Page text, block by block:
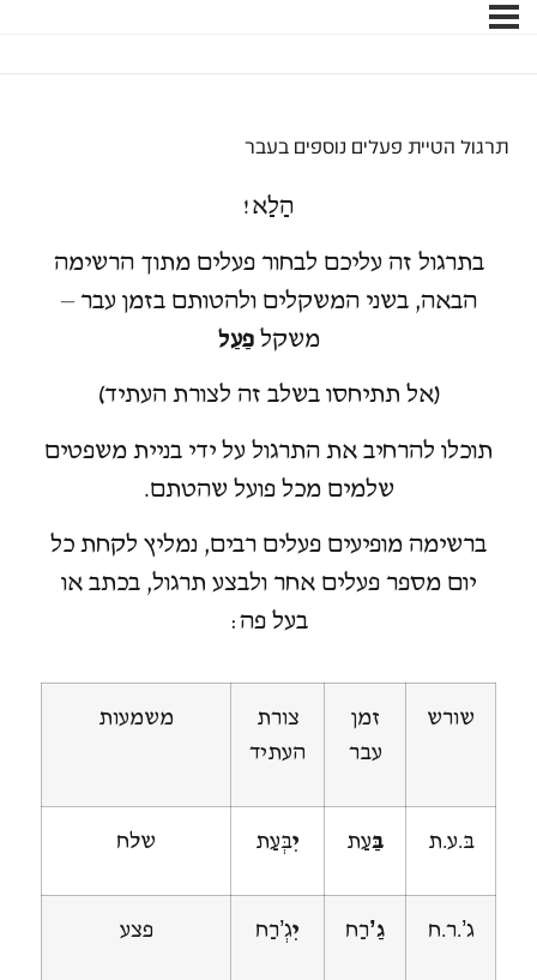
תרגול הטיית פעלים נוספים בעבר
הַלַא!
בתרגול זה עליכם לבחור פעלים מתוך הרשימה
הבאה, בשני המשקלים ולהטותם בזמן עבר –
משקלפַעַל
(אל תתיחסו בשלב זה לצורת העתיד)
תוכלו להרחיב את התרגול על ידי בניית משפטים
שלמים מכל פועל שהטתם.
ברשימה מופיעים פעלים רבים, נמליץ לקחת כל
יום מספר פעלים אחר ולבצע תרגול, בכתב או
בעל פה:
שורש
זמן
עבר
צורת
העתיד
משמעות
בּ.ע.ת בַּעַת יִבְּעַת שלח
ג’.ר.ח גַ’רַח יִגְ’רַח פצע